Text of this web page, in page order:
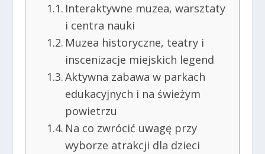
Interaktywne muzea, warsztaty
i centra nauki
Muzea historyczne, teatry i
inscenizacje miejskich legend
Aktywna zabawa w parkach
edukacyjnych i na świeżym
powietrzu
Na co zwrócić uwagę przy
wyborze atrakcji dla dzieci